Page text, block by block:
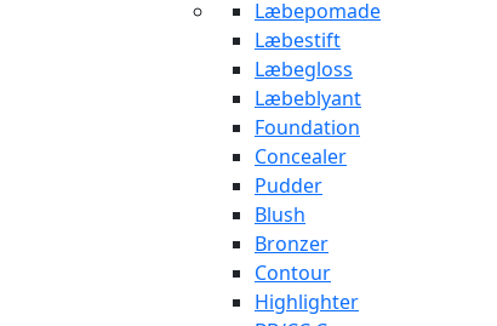
Læbepomade
Læbestift
Læbegloss
Læbeblyant
Foundation
Concealer
Pudder
Blush
Bronzer
Contour
Highlighter